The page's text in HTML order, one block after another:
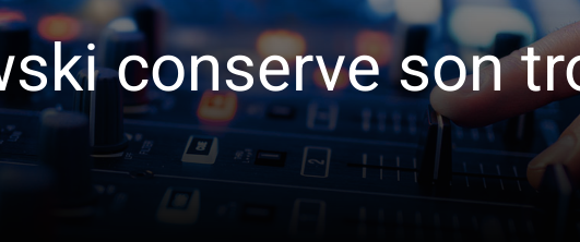
conserve son